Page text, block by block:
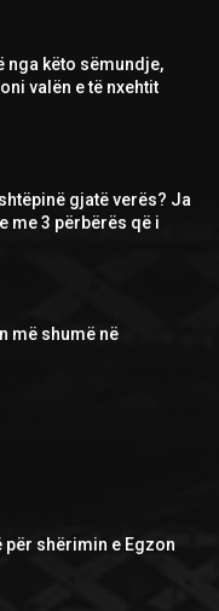
nga këto sëmundje,
valën e të nxehtit
gjatë verës? Ja
me 3 përbërës që i
më shumë në
për shërimin e Egzon